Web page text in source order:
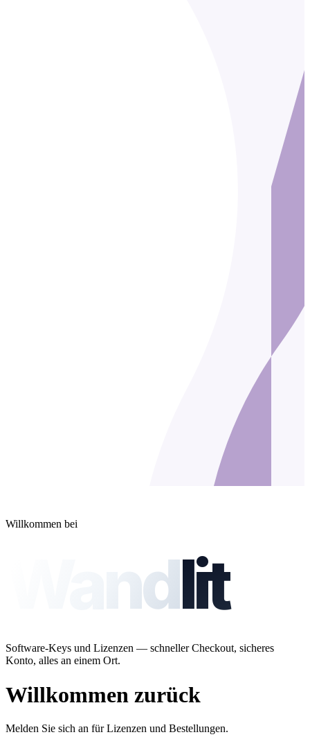
Willkommen bei
Wandlit
Software-Keys und Lizenzen — schneller Checkout, sicheres
Konto, alles an einem Ort.
Willkommen zurück
Melden Sie sich an für Lizenzen und Bestellungen.